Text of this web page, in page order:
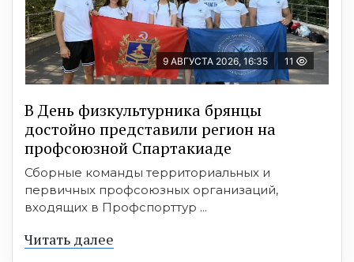
9 АВГУСТА 2026, 16:35 11
В День физкультурника брянцы
достойно представили регион на
профсоюзной Спартакиаде
Сборные команды территориальных и
первичных профсоюзных организаций,
входящих в Профспорттур ...
Читать далее